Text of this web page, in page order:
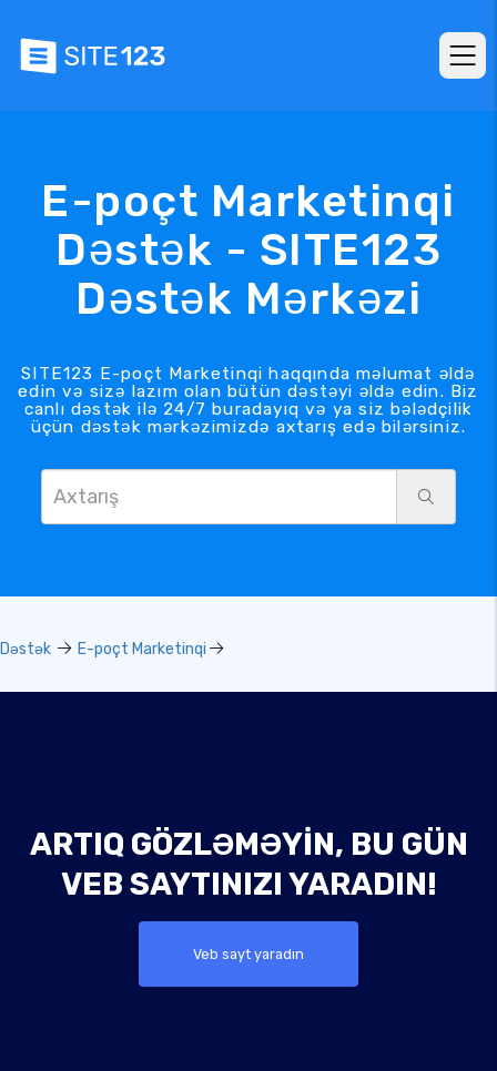
E-poçt Marketinqi
Dəstək - SITE123
Dəstək Mərkəzi
SITE123 E-poçt Marketinqi haqqında məlumat əldə
edin və sizə lazım olan bütün dəstəyi əldə edin. Biz
canlı dəstək ilə 24/7 buradayıq və ya siz bələdçilik
üçün dəstək mərkəzimizdə axtarış edə bilərsiniz.
Dəstək E-poçt Marketinqi
ARTIQ GÖZLƏMƏYIN, BU GÜN
VEB SAYTINIZI YARADIN!
Veb sayt yaradın